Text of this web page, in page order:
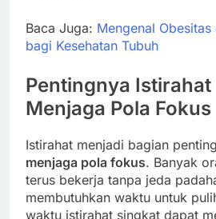
Baca Juga: Mengenal
bagi Kesehatan Tubuh
Pentingnya
Menjaga Pola Fokus
Istirahat menjadi bagian
menjaga pola fokus. Banyak
terus bekerja tanpa jeda
membutuhkan waktu untuk
waktu istirahat singkat dapat